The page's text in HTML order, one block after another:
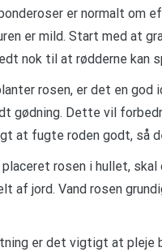
er normalt om
er mild. Start med at
nok til at rødderne kan
rosen, er det en
gødning. Dette vil
at fugte roden godt, så
placeret rosen i hullet,
af jord. Vand rosen
er det vigtigt at